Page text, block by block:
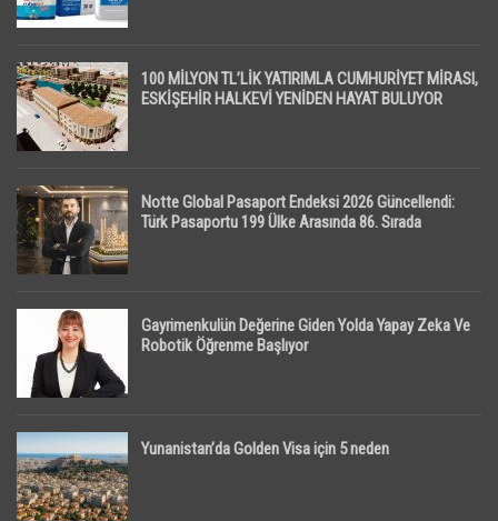
100 MİLYON TL’LİK YATIRIMLA CUMHURİYET MİRASI,
ESKİŞEHİR HALKEVİ YENİDEN HAYAT BULUYOR
Notte Global Pasaport Endeksi 2026 Güncellendi:
Türk Pasaportu 199 Ülke Arasında 86. Sırada
Gayrimenkulün Değerine Giden Yolda Yapay Zeka Ve
Robotik Öğrenme Başlıyor
Yunanistan’da Golden Visa için 5 neden